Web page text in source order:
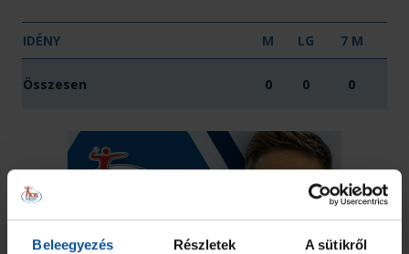
Beleegyezés Részletek A sütikről
IDÉNY M LG 7 M
Összesen 0 0 0